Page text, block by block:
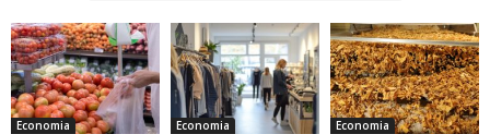
Economia Economia Economia